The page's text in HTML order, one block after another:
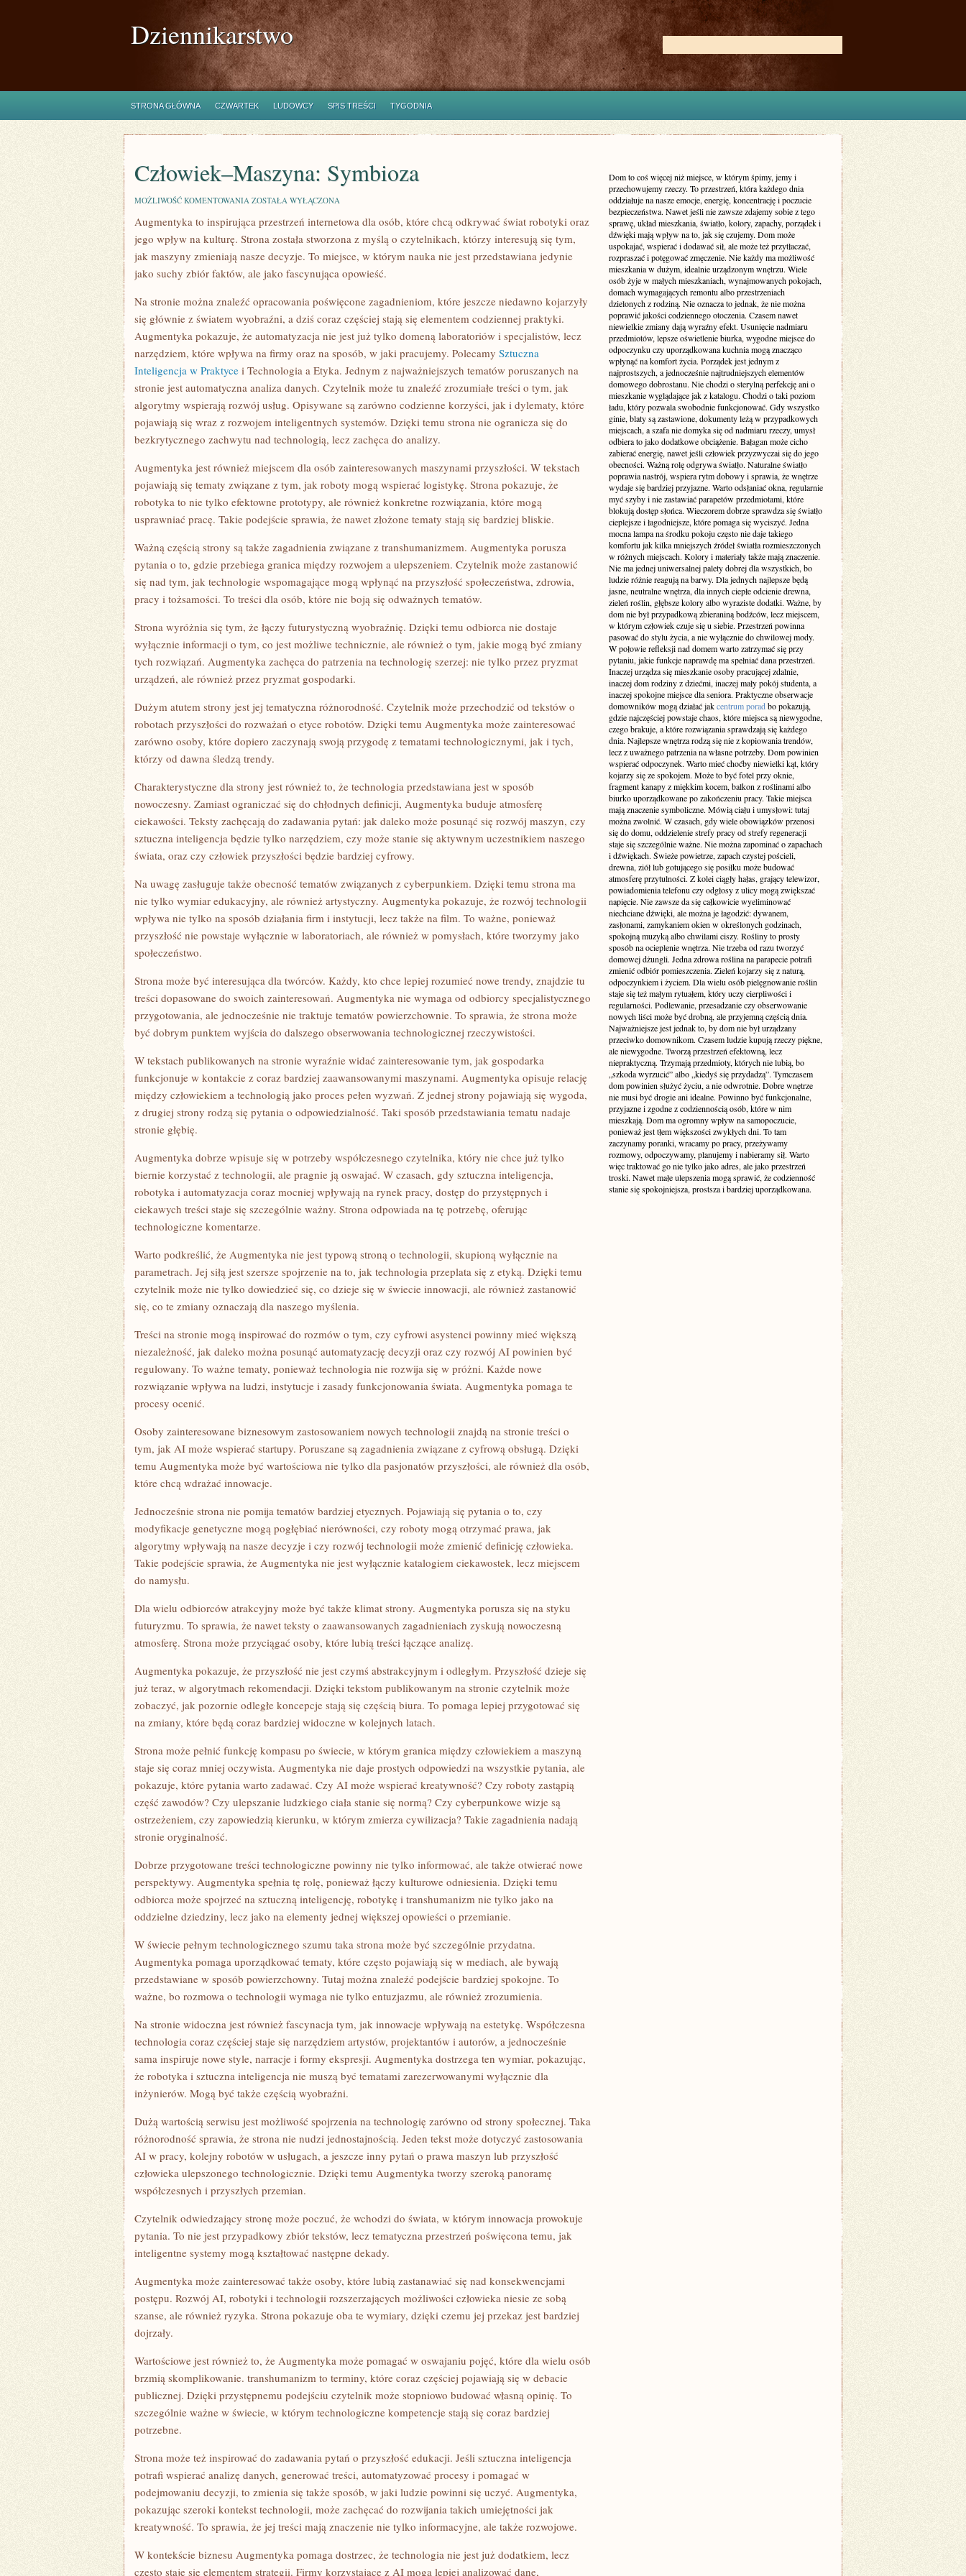
Dziennikarstwo
STRONA GŁÓWNA CZWARTEK LUDOWCY SPIS TREŚCI TYGODNIA
Człowiek–Maszyna: Symbioza
MOŻLIWOŚĆ KOMENTOWANIA CZŁOWIEK–
SYMBIOZA
ZOSTAŁA WYŁĄCZONA
Augmentyka to inspirująca przestrzeń internetowa dla osób, które chcą odkrywać świat robotyki oraz
jego wpływ na kulturę. Strona została stworzona z myślą o czytelnikach, którzy interesują się tym,
jak maszyny zmieniają nasze decyzje. To miejsce, w którym nauka nie jest przedstawiana jedynie
jako suchy zbiór faktów, ale jako fascynująca opowieść.
Na stronie można znaleźć opracowania poświęcone zagadnieniom, które jeszcze niedawno kojarzyły
się głównie z światem wyobraźni, a dziś coraz częściej stają się elementem codziennej praktyki.
Augmentyka pokazuje, że automatyzacja nie jest już tylko domeną laboratoriów i specjalistów, lecz
narzędziem, które wpływa na firmy oraz na sposób, w jaki pracujemy. Polecamy Sztuczna
Inteligencja w Praktyce i Technologia a Etyka. Jednym z najważniejszych tematów poruszanych na
stronie jest automatyczna analiza danych. Czytelnik może tu znaleźć zrozumiałe treści o tym, jak
algorytmy wspierają rozwój usług. Opisywane są zarówno codzienne korzyści, jak i dylematy, które
pojawiają się wraz z rozwojem inteligentnych systemów. Dzięki temu strona nie ogranicza się do
bezkrytycznego zachwytu nad technologią, lecz zachęca do analizy.
Augmentyka jest również miejscem dla osób zainteresowanych maszynami przyszłości. W tekstach
pojawiają się tematy związane z tym, jak roboty mogą wspierać logistykę. Strona pokazuje, że
robotyka to nie tylko efektowne prototypy, ale również konkretne rozwiązania, które mogą
usprawniać pracę. Takie podejście sprawia, że nawet złożone tematy stają się bardziej bliskie.
Ważną częścią strony są także zagadnienia związane z transhumanizmem. Augmentyka porusza
pytania o to, gdzie przebiega granica między rozwojem a ulepszeniem. Czytelnik może zastanowić
się nad tym, jak technologie wspomagające mogą wpłynąć na przyszłość społeczeństwa, zdrowia,
pracy i tożsamości. To treści dla osób, które nie boją się odważnych tematów.
Strona wyróżnia się tym, że łączy futurystyczną wyobraźnię. Dzięki temu odbiorca nie dostaje
wyłącznie informacji o tym, co jest możliwe technicznie, ale również o tym, jakie mogą być zmiany
tych rozwiązań. Augmentyka zachęca do patrzenia na technologię szerzej: nie tylko przez pryzmat
urządzeń, ale również przez pryzmat gospodarki.
Dużym atutem strony jest jej tematyczna różnorodność. Czytelnik może przechodzić od tekstów o
robotach przyszłości do rozważań o etyce robotów. Dzięki temu Augmentyka może zainteresować
zarówno osoby, które dopiero zaczynają swoją przygodę z tematami technologicznymi, jak i tych,
którzy od dawna śledzą trendy.
Charakterystyczne dla strony jest również to, że technologia przedstawiana jest w sposób
nowoczesny. Zamiast ograniczać się do chłodnych definicji, Augmentyka buduje atmosferę
ciekawości. Teksty zachęcają do zadawania pytań: jak daleko może posunąć się rozwój maszyn, czy
sztuczna inteligencja będzie tylko narzędziem, czy może stanie się aktywnym uczestnikiem naszego
świata, oraz czy człowiek przyszłości będzie bardziej cyfrowy.
Na uwagę zasługuje także obecność tematów związanych z cyberpunkiem. Dzięki temu strona ma
nie tylko wymiar edukacyjny, ale również artystyczny. Augmentyka pokazuje, że rozwój technologii
wpływa nie tylko na sposób działania firm i instytucji, lecz także na film. To ważne, ponieważ
przyszłość nie powstaje wyłącznie w laboratoriach, ale również w pomysłach, które tworzymy jako
społeczeństwo.
Strona może być interesująca dla twórców. Każdy, kto chce lepiej rozumieć nowe trendy, znajdzie tu
treści dopasowane do swoich zainteresowań. Augmentyka nie wymaga od odbiorcy specjalistycznego
przygotowania, ale jednocześnie nie traktuje tematów powierzchownie. To sprawia, że strona może
być dobrym punktem wyjścia do dalszego obserwowania technologicznej rzeczywistości.
W tekstach publikowanych na stronie wyraźnie widać zainteresowanie tym, jak gospodarka
funkcjonuje w kontakcie z coraz bardziej zaawansowanymi maszynami. Augmentyka opisuje relację
między człowiekiem a technologią jako proces pełen wyzwań. Z jednej strony pojawiają się wygoda,
z drugiej strony rodzą się pytania o odpowiedzialność. Taki sposób przedstawiania tematu nadaje
stronie głębię.
Augmentyka dobrze wpisuje się w potrzeby współczesnego czytelnika, który nie chce już tylko
biernie korzystać z technologii, ale pragnie ją oswajać. W czasach, gdy sztuczna inteligencja,
robotyka i automatyzacja coraz mocniej wpływają na rynek pracy, dostęp do przystępnych i
ciekawych treści staje się szczególnie ważny. Strona odpowiada na tę potrzebę, oferując
technologiczne komentarze.
Warto podkreślić, że Augmentyka nie jest typową stroną o technologii, skupioną wyłącznie na
parametrach. Jej siłą jest szersze spojrzenie na to, jak technologia przeplata się z etyką. Dzięki temu
czytelnik może nie tylko dowiedzieć się, co dzieje się w świecie innowacji, ale również zastanowić
się, co te zmiany oznaczają dla naszego myślenia.
Treści na stronie mogą inspirować do rozmów o tym, czy cyfrowi asystenci powinny mieć większą
niezależność, jak daleko można posunąć automatyzację decyzji oraz czy rozwój AI powinien być
regulowany. To ważne tematy, ponieważ technologia nie rozwija się w próżni. Każde nowe
rozwiązanie wpływa na ludzi, instytucje i zasady funkcjonowania świata. Augmentyka pomaga te
procesy ocenić.
Osoby zainteresowane biznesowym zastosowaniem nowych technologii znajdą na stronie treści o
tym, jak AI może wspierać startupy. Poruszane są zagadnienia związane z cyfrową obsługą. Dzięki
temu Augmentyka może być wartościowa nie tylko dla pasjonatów przyszłości, ale również dla osób,
które chcą wdrażać innowacje.
Jednocześnie strona nie pomija tematów bardziej etycznych. Pojawiają się pytania o to, czy
modyfikacje genetyczne mogą pogłębiać nierówności, czy roboty mogą otrzymać prawa, jak
algorytmy wpływają na nasze decyzje i czy rozwój technologii może zmienić definicję człowieka.
Takie podejście sprawia, że Augmentyka nie jest wyłącznie katalogiem ciekawostek, lecz miejscem
do namysłu.
Dla wielu odbiorców atrakcyjny może być także klimat strony. Augmentyka porusza się na styku
futuryzmu. To sprawia, że nawet teksty o zaawansowanych zagadnieniach zyskują nowoczesną
atmosferę. Strona może przyciągać osoby, które lubią treści łączące analizę.
Augmentyka pokazuje, że przyszłość nie jest czymś abstrakcyjnym i odległym. Przyszłość dzieje się
już teraz, w algorytmach rekomendacji. Dzięki tekstom publikowanym na stronie czytelnik może
zobaczyć, jak pozornie odległe koncepcje stają się częścią biura. To pomaga lepiej przygotować się
na zmiany, które będą coraz bardziej widoczne w kolejnych latach.
Strona może pełnić funkcję kompasu po świecie, w którym granica między człowiekiem a maszyną
staje się coraz mniej oczywista. Augmentyka nie daje prostych odpowiedzi na wszystkie pytania, ale
pokazuje, które pytania warto zadawać. Czy AI może wspierać kreatywność? Czy roboty zastąpią
część zawodów? Czy ulepszanie ludzkiego ciała stanie się normą? Czy cyberpunkowe wizje są
ostrzeżeniem, czy zapowiedzią kierunku, w którym zmierza cywilizacja? Takie zagadnienia nadają
stronie oryginalność.
Dobrze przygotowane treści technologiczne powinny nie tylko informować, ale także otwierać nowe
perspektywy. Augmentyka spełnia tę rolę, ponieważ łączy kulturowe odniesienia. Dzięki temu
odbiorca może spojrzeć na sztuczną inteligencję, robotykę i transhumanizm nie tylko jako na
oddzielne dziedziny, lecz jako na elementy jednej większej opowieści o przemianie.
W świecie pełnym technologicznego szumu taka strona może być szczególnie przydatna.
Augmentyka pomaga uporządkować tematy, które często pojawiają się w mediach, ale bywają
przedstawiane w sposób powierzchowny. Tutaj można znaleźć podejście bardziej spokojne. To
ważne, bo rozmowa o technologii wymaga nie tylko entuzjazmu, ale również zrozumienia.
Na stronie widoczna jest również fascynacja tym, jak innowacje wpływają na estetykę. Współczesna
technologia coraz częściej staje się narzędziem artystów, projektantów i autorów, a jednocześnie
sama inspiruje nowe style, narracje i formy ekspresji. Augmentyka dostrzega ten wymiar, pokazując,
że robotyka i sztuczna inteligencja nie muszą być tematami zarezerwowanymi wyłącznie dla
inżynierów. Mogą być także częścią wyobraźni.
Dużą wartością serwisu jest możliwość spojrzenia na technologię zarówno od strony społecznej. Taka
różnorodność sprawia, że strona nie nudzi jednostajnością. Jeden tekst może dotyczyć zastosowania
AI w pracy, kolejny robotów w usługach, a jeszcze inny pytań o prawa maszyn lub przyszłość
człowieka ulepszonego technologicznie. Dzięki temu Augmentyka tworzy szeroką panoramę
współczesnych i przyszłych przemian.
Czytelnik odwiedzający stronę może poczuć, że wchodzi do świata, w którym innowacja prowokuje
pytania. To nie jest przypadkowy zbiór tekstów, lecz tematyczna przestrzeń poświęcona temu, jak
inteligentne systemy mogą kształtować następne dekady.
Augmentyka może zainteresować także osoby, które lubią zastanawiać się nad konsekwencjami
postępu. Rozwój AI, robotyki i technologii rozszerzających możliwości człowieka niesie ze sobą
szanse, ale również ryzyka. Strona pokazuje oba te wymiary, dzięki czemu jej przekaz jest bardziej
dojrzały.
Wartościowe jest również to, że Augmentyka może pomagać w oswajaniu pojęć, które dla wielu osób
brzmią skomplikowanie. transhumanizm to terminy, które coraz częściej pojawiają się w debacie
publicznej. Dzięki przystępnemu podejściu czytelnik może stopniowo budować własną opinię. To
szczególnie ważne w świecie, w którym technologiczne kompetencje stają się coraz bardziej
potrzebne.
Strona może też inspirować do zadawania pytań o przyszłość edukacji. Jeśli sztuczna inteligencja
potrafi wspierać analizę danych, generować treści, automatyzować procesy i pomagać w
podejmowaniu decyzji, to zmienia się także sposób, w jaki ludzie powinni się uczyć. Augmentyka,
pokazując szeroki kontekst technologii, może zachęcać do rozwijania takich umiejętności jak
kreatywność. To sprawia, że jej treści mają znaczenie nie tylko informacyjne, ale także rozwojowe.
W kontekście biznesu Augmentyka pomaga dostrzec, że technologia nie jest już dodatkiem, lecz
często staje się elementem strategii. Firmy korzystające z AI mogą lepiej analizować dane,
Dom to coś więcej niż miejsce, w którym śpimy, jemy i
przechowujemy rzeczy. To przestrzeń, która każdego dnia
oddziałuje na nasze emocje, energię, koncentrację i poczucie
bezpieczeństwa. Nawet jeśli nie zawsze zdajemy sobie z tego
sprawę, układ mieszkania, światło, kolory, zapachy, porządek i
dźwięki mają wpływ na to, jak się czujemy. Dom może
uspokajać, wspierać i dodawać sił, ale może też przytłaczać,
rozpraszać i potęgować zmęczenie. Nie każdy ma możliwość
mieszkania w dużym, idealnie urządzonym wnętrzu. Wiele
osób żyje w małych mieszkaniach, wynajmowanych pokojach,
domach wymagających remontu albo przestrzeniach
dzielonych z rodziną. Nie oznacza to jednak, że nie można
poprawić jakości codziennego otoczenia. Czasem nawet
niewielkie zmiany dają wyraźny efekt. Usunięcie nadmiaru
przedmiotów, lepsze oświetlenie biurka, wygodne miejsce do
odpoczynku czy uporządkowana kuchnia mogą znacząco
wpłynąć na komfort życia. Porządek jest jednym z
najprostszych, a jednocześnie najtrudniejszych elementów
domowego dobrostanu. Nie chodzi o sterylną perfekcję ani o
mieszkanie wyglądające jak z katalogu. Chodzi o taki poziom
ładu, który pozwala swobodnie funkcjonować. Gdy wszystko
ginie, blaty są zastawione, dokumenty leżą w przypadkowych
miejscach, a szafa nie domyka się od nadmiaru rzeczy, umysł
odbiera to jako dodatkowe obciążenie. Bałagan może cicho
zabierać energię, nawet jeśli człowiek przyzwyczai się do jego
obecności. Ważną rolę odgrywa światło. Naturalne światło
poprawia nastrój, wspiera rytm dobowy i sprawia, że wnętrze
wydaje się bardziej przyjazne. Warto odsłaniać okna, regularnie
myć szyby i nie zastawiać parapetów przedmiotami, które
blokują dostęp słońca. Wieczorem dobrze sprawdza się światło
cieplejsze i łagodniejsze, które pomaga się wyciszyć. Jedna
mocna lampa na środku pokoju często nie daje takiego
komfortu jak kilka mniejszych źródeł światła rozmieszczonych
w różnych miejscach. Kolory i materiały także mają znaczenie.
Nie ma jednej uniwersalnej palety dobrej dla wszystkich, bo
ludzie różnie reagują na barwy. Dla jednych najlepsze będą
jasne, neutralne wnętrza, dla innych ciepłe odcienie drewna,
zieleń roślin, głębsze kolory albo wyraziste dodatki. Ważne, by
dom nie był przypadkową zbieraniną bodźców, lecz miejscem,
w którym człowiek czuje się u siebie. Przestrzeń powinna
pasować do stylu życia, a nie wyłącznie do chwilowej mody.
W połowie refleksji nad domem warto zatrzymać się przy
pytaniu, jakie funkcje naprawdę ma spełniać dana przestrzeń.
Inaczej urządza się mieszkanie osoby pracującej zdalnie,
inaczej dom rodziny z dziećmi, inaczej mały pokój studenta, a
inaczej spokojne miejsce dla seniora. Praktyczne obserwacje
domowników mogą działać jakcentrum poradbo pokazują,
gdzie najczęściej powstaje chaos, które miejsca są niewygodne,
czego brakuje, a które rozwiązania sprawdzają się każdego
dnia. Najlepsze wnętrza rodzą się nie z kopiowania trendów,
lecz z uważnego patrzenia na własne potrzeby. Dom powinien
wspierać odpoczynek. Warto mieć choćby niewielki kąt, który
kojarzy się ze spokojem. Może to być fotel przy oknie,
fragment kanapy z miękkim kocem, balkon z roślinami albo
biurko uporządkowane po zakończeniu pracy. Takie miejsca
mają znaczenie symboliczne. Mówią ciału i umysłowi: tutaj
można zwolnić. W czasach, gdy wiele obowiązków przenosi
się do domu, oddzielenie strefy pracy od strefy regeneracji
staje się szczególnie ważne. Nie można zapominać o zapachach
i dźwiękach. Świeże powietrze, zapach czystej pościeli,
drewna, ziół lub gotującego się posiłku może budować
atmosferę przytulności. Z kolei ciągły hałas, grający telewizor,
powiadomienia telefonu czy odgłosy z ulicy mogą zwiększać
napięcie. Nie zawsze da się całkowicie wyeliminować
niechciane dźwięki, ale można je łagodzić: dywanem,
zasłonami, zamykaniem okien w określonych godzinach,
spokojną muzyką albo chwilami ciszy. Rośliny to prosty
sposób na ocieplenie wnętrza. Nie trzeba od razu tworzyć
domowej dżungli. Jedna zdrowa roślina na parapecie potrafi
zmienić odbiór pomieszczenia. Zieleń kojarzy się z naturą,
odpoczynkiem i życiem. Dla wielu osób pielęgnowanie roślin
staje się też małym rytuałem, który uczy cierpliwości i
regularności. Podlewanie, przesadzanie czy obserwowanie
nowych liści może być drobną, ale przyjemną częścią dnia.
Najważniejsze jest jednak to, by dom nie był urządzany
przeciwko domownikom. Czasem ludzie kupują rzeczy piękne,
ale niewygodne. Tworzą przestrzeń efektowną, lecz
niepraktyczną. Trzymają przedmioty, których nie lubią, bo
„szkoda wyrzucić” albo „kiedyś się przydadzą”. Tymczasem
dom powinien służyć życiu, a nie odwrotnie. Dobre wnętrze
nie musi być drogie ani idealne. Powinno być funkcjonalne,
przyjazne i zgodne z codziennością osób, które w nim
mieszkają. Dom ma ogromny wpływ na samopoczucie,
ponieważ jest tłem większości zwykłych dni. To tam
zaczynamy poranki, wracamy po pracy, przeżywamy
rozmowy, odpoczywamy, planujemy i nabieramy sił. Warto
więc traktować go nie tylko jako adres, ale jako przestrzeń
troski. Nawet małe ulepszenia mogą sprawić, że codzienność
stanie się spokojniejsza, prostsza i bardziej uporządkowana.